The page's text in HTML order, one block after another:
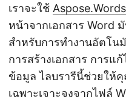
เราจะใช้
หน้าจากเอกสาร Word
สำหรับการทำงานอัตโน
การสร้างเอกสาร การแ
ข้อมูล ไลบรารีนี้ช่วยให้
เฉพาะเจาะจงจากไฟล์